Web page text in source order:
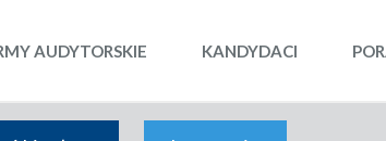
AUDYTORSKIE KANDYDACI